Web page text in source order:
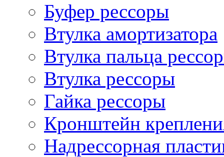
Буфер рессоры
Втулка амортизатора
Втулка пальца
Втулка рессоры
Гайка рессоры
Кронштейн
Надрессорная